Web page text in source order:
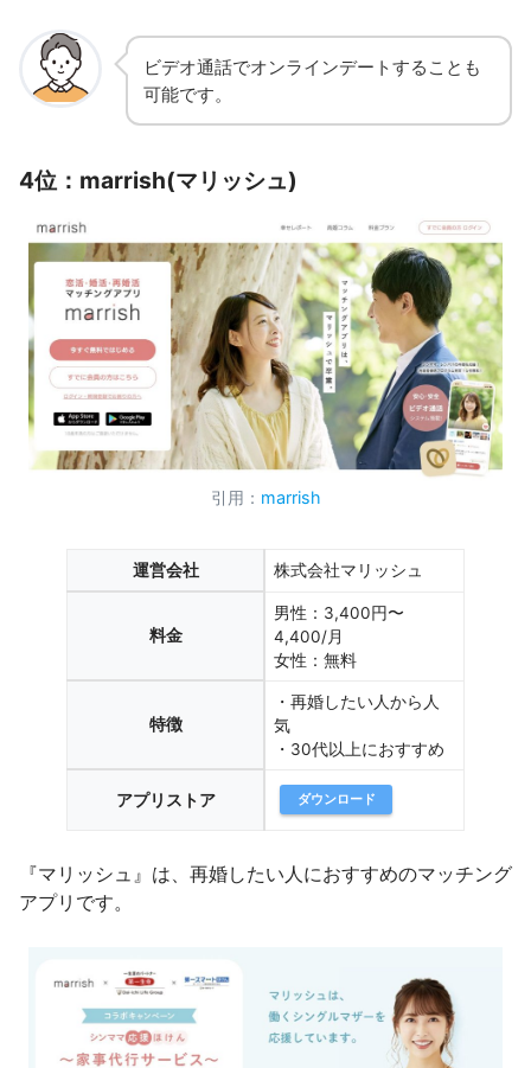
ビデオ通話でオンラインデートすることも
可能です。
4位：marrish(マリッシュ)
引用： marrish
運営会社 株式会社マリッシュ
料金
男性：3,400円〜
4,400/月
女性：無料
特徴
・再婚したい人から人
気
・30代以上におすすめ
アプリストア ダウンロード
『マリッシュ』は、再婚したい人におすすめのマッチング
アプリです。